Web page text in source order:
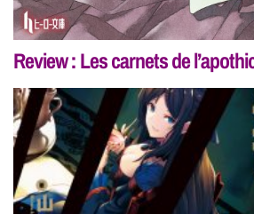
Review : Les carnets de